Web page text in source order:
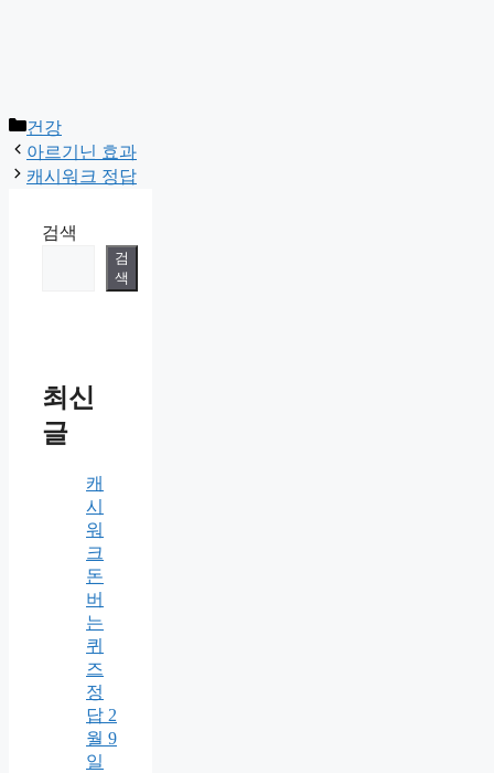
Categories
건강
아르기닌 효과
캐시워크 정답
검색
검
색
최신
글
캐
시
워
크
돈
버
는
퀴
즈
정
답 2
월 9
일